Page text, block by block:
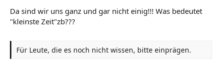
Da sind wir uns ganz und gar nicht einig!!! Was bedeutet
"kleinste Zeit"zb???
Für Leute, die es noch nicht wissen, bitte einprägen.